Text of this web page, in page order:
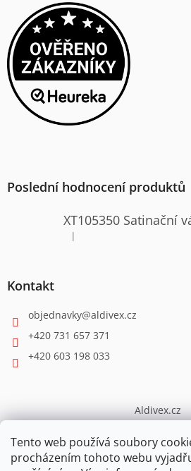
Tento web používá soubory
procházením tohoto webu
Poslední hodnocení produktů
Hodnocení produktu je 4 z
|
Kontakt
objednavky@aldivex.cz
+420 731 657 371
+420 603 198 033
Aldivex.cz
broušení